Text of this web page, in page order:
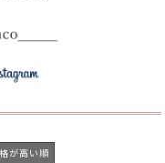
が高い順